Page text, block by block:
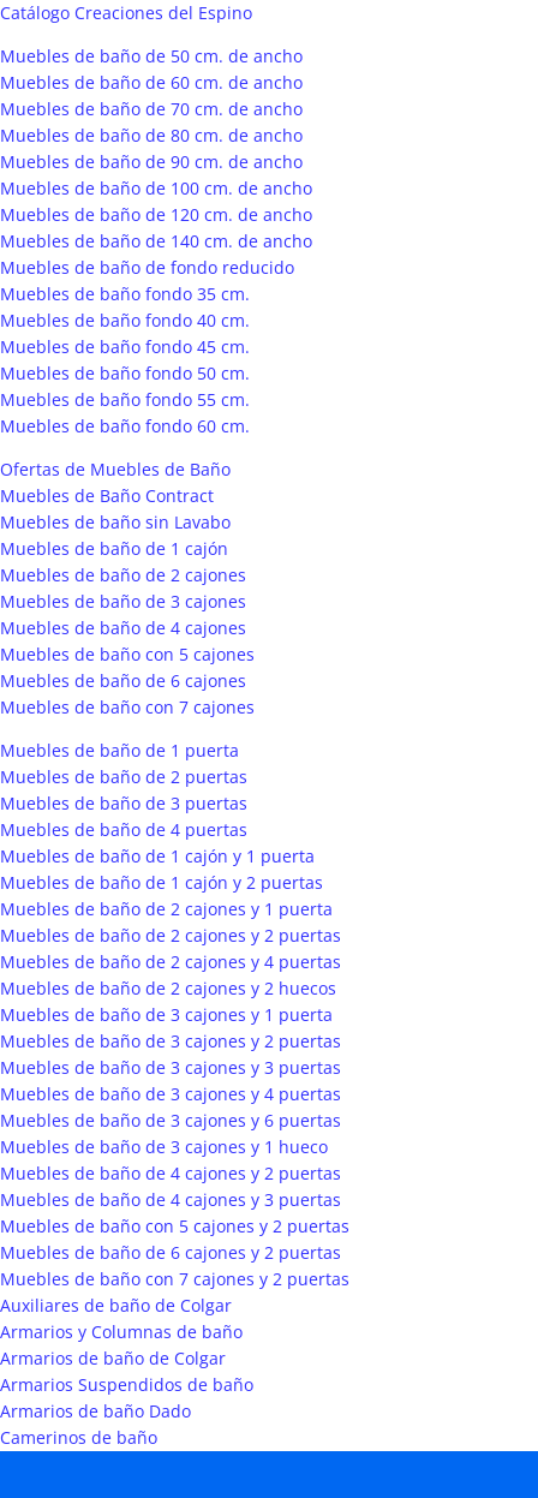
Catálogo Creaciones del Espino
Muebles de baño de 50 cm. de ancho
Muebles de baño de 60 cm. de ancho
Muebles de baño de 70 cm. de ancho
Muebles de baño de 80 cm. de ancho
Muebles de baño de 90 cm. de ancho
Muebles de baño de 100 cm. de ancho
Muebles de baño de 120 cm. de ancho
Muebles de baño de 140 cm. de ancho
Muebles de baño de fondo reducido
Muebles de baño fondo 35 cm.
Muebles de baño fondo 40 cm.
Muebles de baño fondo 45 cm.
Muebles de baño fondo 50 cm.
Muebles de baño fondo 55 cm.
Muebles de baño fondo 60 cm.
Ofertas de Muebles de Baño
Muebles de Baño Contract
Muebles de baño sin Lavabo
Muebles de baño de 1 cajón
Muebles de baño de 2 cajones
Muebles de baño de 3 cajones
Muebles de baño de 4 cajones
Muebles de baño con 5 cajones
Muebles de baño de 6 cajones
Muebles de baño con 7 cajones
Muebles de baño de 1 puerta
Muebles de baño de 2 puertas
Muebles de baño de 3 puertas
Muebles de baño de 4 puertas
Muebles de baño de 1 cajón y 1 puerta
Muebles de baño de 1 cajón y 2 puertas
Muebles de baño de 2 cajones y 1 puerta
Muebles de baño de 2 cajones y 2 puertas
Muebles de baño de 2 cajones y 4 puertas
Muebles de baño de 2 cajones y 2 huecos
Muebles de baño de 3 cajones y 1 puerta
Muebles de baño de 3 cajones y 2 puertas
Muebles de baño de 3 cajones y 3 puertas
Muebles de baño de 3 cajones y 4 puertas
Muebles de baño de 3 cajones y 6 puertas
Muebles de baño de 3 cajones y 1 hueco
Muebles de baño de 4 cajones y 2 puertas
Muebles de baño de 4 cajones y 3 puertas
Muebles de baño con 5 cajones y 2 puertas
Muebles de baño de 6 cajones y 2 puertas
Muebles de baño con 7 cajones y 2 puertas
Auxiliares de baño de Colgar
Armarios y Columnas de baño
Armarios de baño de Colgar
Armarios Suspendidos de baño
Armarios de baño Dado
Camerinos de baño